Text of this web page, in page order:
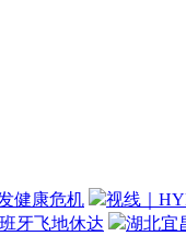
健康危机 视线｜
牙飞地休达 湖北宜